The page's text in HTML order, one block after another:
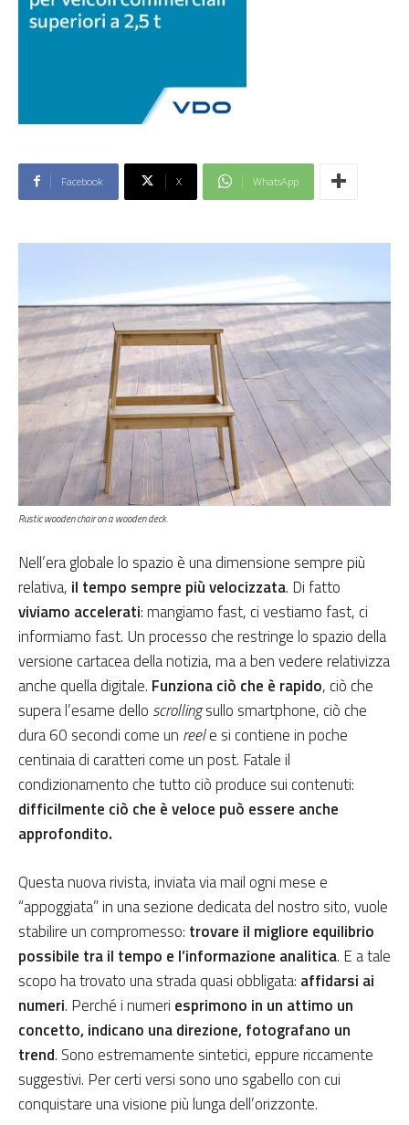
Facebook X WhatsApp
Rustic wooden chair on a wooden deck.
Nell’era globale lo spazio è una dimensione sempre più
relativa, il tempo sempre più velocizzata. Di fatto
viviamo accelerati: mangiamo fast, ci vestiamo fast, ci
informiamo fast. Un processo che restringe lo spazio della
versione cartacea della notizia, ma a ben vedere relativizza
anche quella digitale. Funziona ciò che è rapido, ciò che
supera l’esame dello scrollingsullo smartphone, ciò che
dura 60 secondi come un reele si contiene in poche
centinaia di caratteri come un post. Fatale il
condizionamento che tutto ciò produce sui contenuti:
difficilmente ciò che è veloce può essere anche
approfondito.
Questa nuova rivista, inviata via mail ogni mese e
“appoggiata” in una sezione dedicata del nostro sito, vuole
stabilire un compromesso: trovare il migliore equilibrio
possibile tra il tempo e l’informazione analitica. E a tale
scopo ha trovato una strada quasi obbligata: affidarsi ai
numeri. Perché i numeri esprimono in un attimo un
concetto, indicano una direzione, fotografano un
trend. Sono estremamente sintetici, eppure riccamente
suggestivi. Per certi versi sono uno sgabello con cui
conquistare una visione più lunga dell’orizzonte.